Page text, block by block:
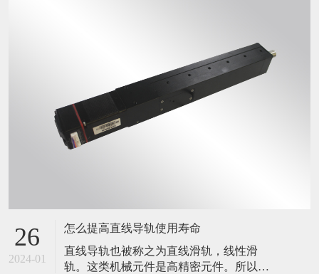
26
2024-01
怎么提高直线导轨使用寿命
直线导轨也被称之为直线滑轨，线性滑
轨。这类机械元件是高精密元件。所以，